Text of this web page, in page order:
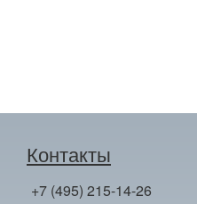
Контакты
+7 (495) 215-14-26